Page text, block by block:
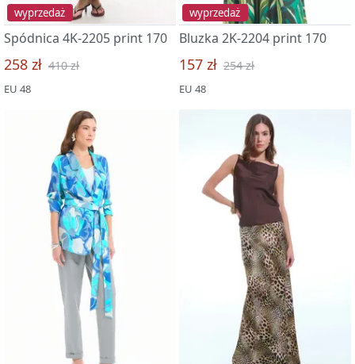
wyprzedaż
Spódnica 4K-2205 print 170
258 zł 410 zł
EU 48
wyprzedaż
Bluzka 2K-2204 print 170
157 zł 254 zł
EU 48